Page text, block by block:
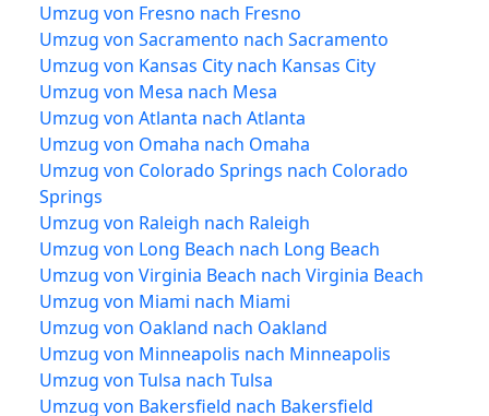
Umzug von Fresno nach Fresno
Umzug von Sacramento nach Sacramento
Umzug von Kansas City nach Kansas City
Umzug von Mesa nach Mesa
Umzug von Atlanta nach Atlanta
Umzug von Omaha nach Omaha
Umzug von Colorado Springs nach Colorado
Springs
Umzug von Raleigh nach Raleigh
Umzug von Long Beach nach Long Beach
Umzug von Virginia Beach nach Virginia Beach
Umzug von Miami nach Miami
Umzug von Oakland nach Oakland
Umzug von Minneapolis nach Minneapolis
Umzug von Tulsa nach Tulsa
Umzug von Bakersfield nach Bakersfield